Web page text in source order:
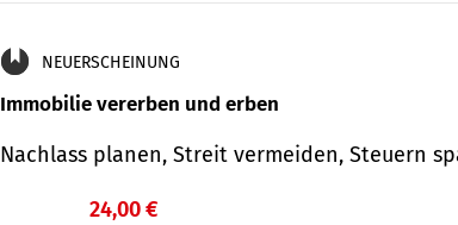
NEUERSCHEINUNG
Immobilie vererben und erben
Nachlass planen, Streit vermeiden, Steuern
24,00 €